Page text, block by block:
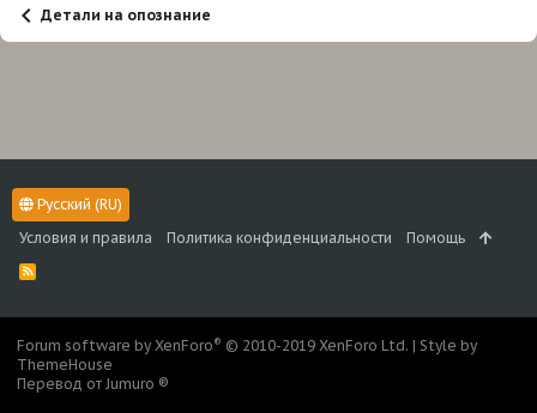
Детали на опознание
Русский (RU)
Условия и правила
Политика конфиденциальности Помощь
R
S
Forum software by XenForo® © 2010-2019 XenForo Ltd. | Style by
ThemeHouse
Перевод от Jumuro ®